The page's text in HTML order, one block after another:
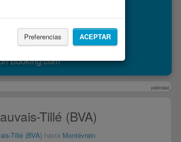
Preferencias ACEPTAR
Booking.com
publicidad
Tillé (BVA)
Tillé (BVA) hasta Montévrain